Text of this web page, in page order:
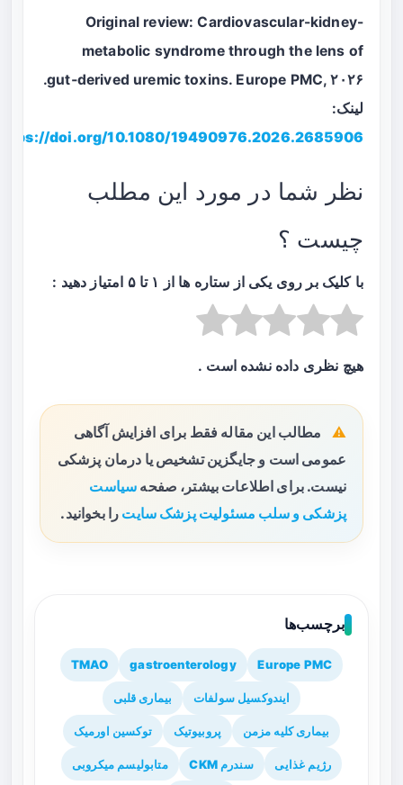
Original review: Cardiovascular-kidney-
metabolic syndrome through the lens of
gut‑derived uremic toxins. Europe PMC, ۲۰۲۶.
لینک:
doi.org/10.1080/19490976.2026.2685906
نظر شما در مورد این مطلب
چیست ؟
با کلیک بر روی یکی از ستاره ها از ۱ تا ۵ امتیاز دهید :
هیچ نظری داده نشده است .
مطالب این مقاله فقط برای افزایش آگاهی
عمومی است و جایگزین تشخیص یا درمان پزشکی
نیست. برای اطلاعات بیشتر، صفحه سیاست
پزشکی و سلب مسئولیت پزشک سایت را بخوانید.
برچسب‌ها
Europe PMC
gastroenterology
TMAO
ایندوکسیل سولفات بیماری قلبی
بیماری کلیه مزمن پروبیوتیک توکسین اورمیک
رژیم غذایی سندرم CKM متابولیسم میکروبی